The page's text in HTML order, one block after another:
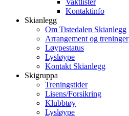
Vaktlister
Kontaktinfo
Skianlegg
Om Tistedalen Skianlegg
Arrangement og treninger
Løypestatus
Lysløype
Kontakt Skianlegg
Skigruppa
Treningstider
Lisens/Forsikring
Klubbtøy
Lysløype